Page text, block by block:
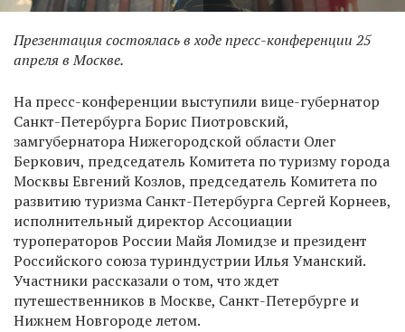
Презентация состоялась в ходе пресс-конференции 25
апреля в Москве.
На пресс-конференции выступили вице-губернатор
Санкт-Петербурга Борис Пиотровский,
замгубернатора Нижегородской области Олег
Беркович, председатель Комитета по туризму города
Москвы Евгений Козлов, председатель Комитета по
развитию туризма Санкт-Петербурга Сергей Корнеев,
исполнительный директор Ассоциации
туроператоров России Майя Ломидзе и президент
Российского союза туриндустрии Илья Уманский.
Участники рассказали о том, что ждет
путешественников в Москве, Санкт-Петербурге и
Нижнем Новгороде летом.